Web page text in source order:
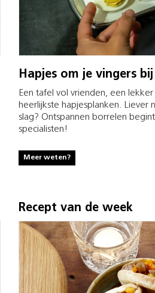
Hapjes om je vingers
Een tafel vol vrienden, een
heerlijkste hapjesplanken. Liever
slag? Ontspannen borrelen
specialisten!
Meer weten?
Recept van de week